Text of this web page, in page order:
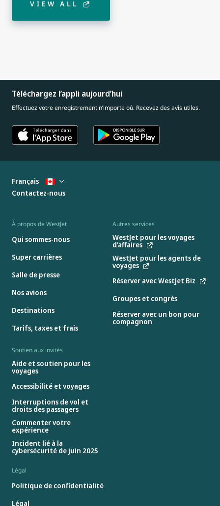
VIEW ALL
Téléchargez l’appli aujourd’hui
Effectuez votre enregistrement n’importe où. Recevez des avis utiles.
À propos de WestJet
Qui sommes-nous
Super carrières
Salle de presse
Nos avions
Destinations
Tarifs, taxes et frais
Autres services
WestJet pour les voyages
d’affaires
WestJet pour les agents de
voyages
Réserver avec WestJet Biz
Groupes et congrès
Réserver avec un bon pour
compagnon
Soutien aux invités
Aide et soutien pour les
voyages
Accessibilité et voyages
Interruptions de vol et
droits des passagers
Commenter votre
expérience
Incident lié à la
cybersécurité de juin 2025
Légal
Politique de confidentialité
Légal
Français
Contactez-nous